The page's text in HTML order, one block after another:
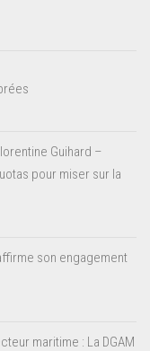
Guihard –
pour miser sur la
son engagement
maritime : La DGAM